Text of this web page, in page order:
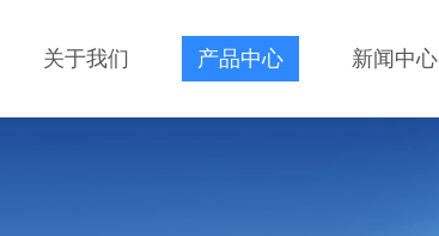
关于我们 产品中心 新闻中心